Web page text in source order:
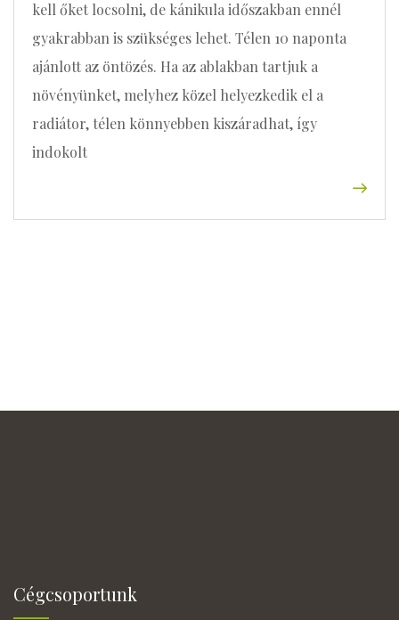
kell őket locsolni, de kánikula időszakban ennél
gyakrabban is szükséges lehet. Télen 10 naponta
ajánlott az öntözés. Ha az ablakban tartjuk a
növényünket, melyhez közel helyezkedik el a
radiátor, télen könnyebben kiszáradhat, így
indokolt
Cégcsoportunk